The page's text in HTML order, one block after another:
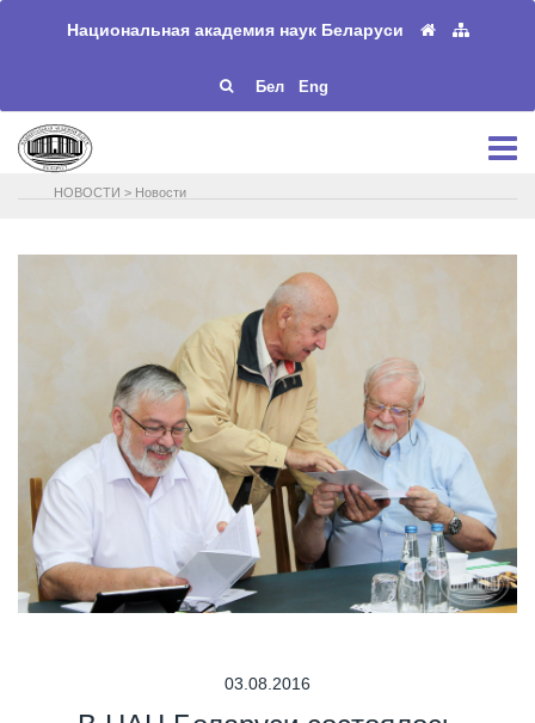
Национальная академия наук Беларуси
Бел Eng
НОВОСТИ > Новости
03.08.2016